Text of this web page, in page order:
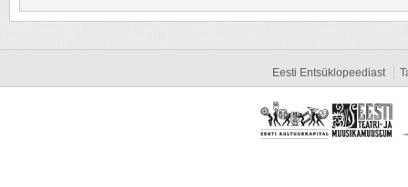
Eesti Entsüklopeediast